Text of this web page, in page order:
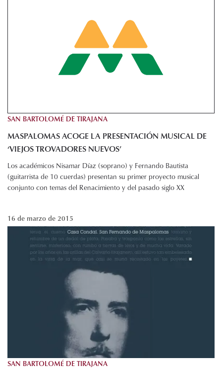
SAN BARTOLOMÉ DE TIRAJANA
MASPALOMAS ACOGE LA PRESENTACIÓN MUSICAL DE
‘VIEJOS TROVADORES NUEVOS’
Los académicos Nisamar Díaz (soprano) y Fernando Bautista
(guitarrista de 10 cuerdas) presentan su primer proyecto musical
conjunto con temas del Renacimiento y del pasado siglo XX
16 de marzo de 2015
SAN BARTOLOMÉ DE TIRAJANA